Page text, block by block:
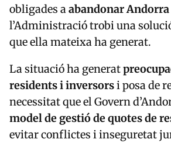
obligades aabandonar Andorra
l’Administració trobi una
que ella mateixa ha generat.
La situació ha generat
residents i inversorsi posa de
necessitat que el Govern
model de gestió de quotes de
evitar conflictes i inseguretat